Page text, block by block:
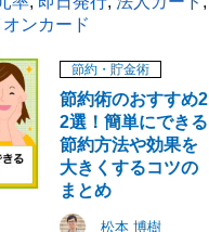
オンカード
節約・貯金術
節約術のおすすめ2
2選！簡単にできる
節約方法や効果を
大きくするコツの
まとめ
松本 博樹